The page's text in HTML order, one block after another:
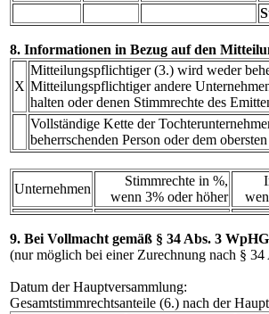
8. Informationen in Bezug auf den
X
Mitteilungspflichtiger (3.) wird weder
Mitteilungspflichtiger andere
halten oder denen Stimmrechte des
Vollständige Kette der
beherrschenden Person oder dem
Unternehmen
Stimmrechte in %,
wenn 3% oder höher
9. Bei Vollmacht gemäß § 34 Abs. 3 WpHG
(nur möglich bei einer Zurechnung nach §
Datum der Hauptversammlung:
Gesamtstimmrechtsanteile (6.) nach der